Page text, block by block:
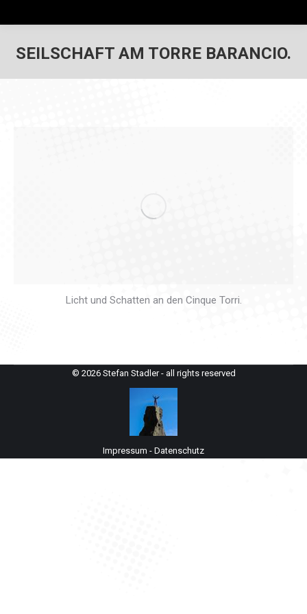
SEILSCHAFT AM TORRE BARANCIO.
Licht und Schatten an den Cinque Torri.
© 2026 Stefan Stadler - all rights reserved
Impressum - Datenschutz